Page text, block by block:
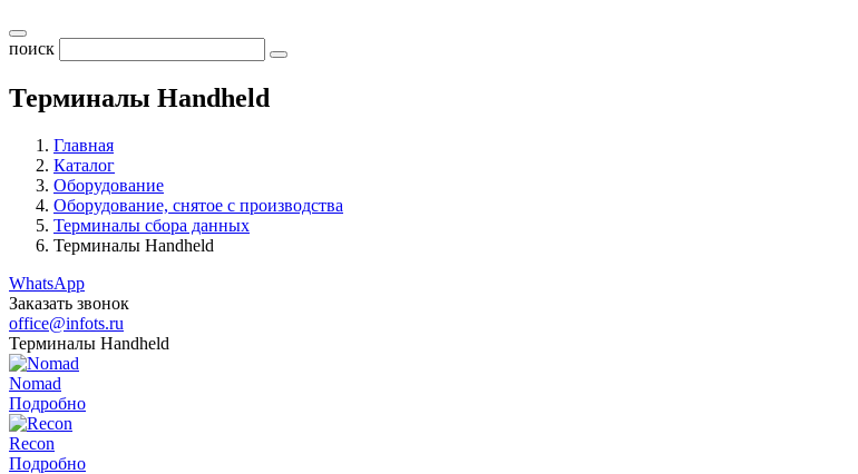
поиск
Терминалы Handheld
Главная
Каталог
Оборудование
Оборудование, снятое с производства
Терминалы сбора данных
Терминалы Handheld
WhatsApp
Заказать звонок
office@infots.ru
Терминалы Handheld
Nomad
Подробно
Recon
Подробно